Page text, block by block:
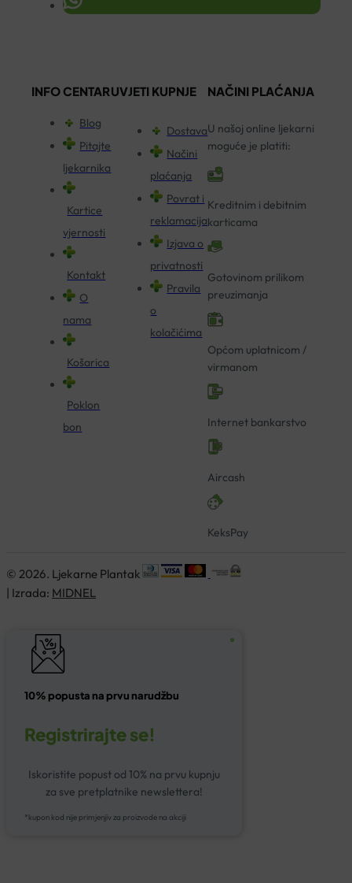
INFO CENTAR
Blog
Pitajte
ljekarnika
Kartice
vjernosti
Kontakt
O
nama
Košarica
Poklon
bon
UVJETI KUPNJE
Dostava
Načini
plaćanja
Povrat i
reklamacija
Izjava o
privatnosti
Pravila
o
kolačićima
NAČINI PLAĆANJA
U našoj online ljekarni
moguće je platiti:
Kreditnim i debitnim
karticama
Gotovinom prilikom
preuzimanja
Općom uplatnicom /
virmanom
Internet bankarstvo
Aircash
KeksPay
© 2026. Ljekarne Plantak
| Izrada: MIDNEL
10% popusta na prvu narudžbu
Registrirajte se!
Iskoristite popust od 10% na prvu kupnju
za sve pretplatnike newslettera!
*kupon kod nije primjenjiv za proizvode na akciji